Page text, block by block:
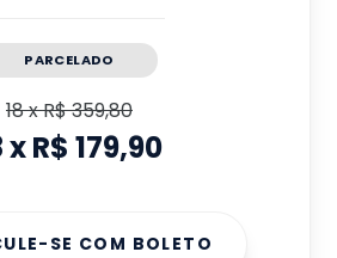
PARCELADO
18xR$ 359,80
xR$ 179,90
SE COM BOLETO